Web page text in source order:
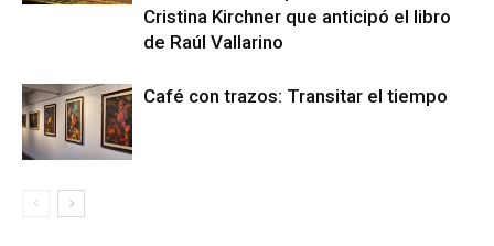
Cristina Kirchner que anticipó el libro
de Raúl Vallarino
Café con trazos: Transitar el tiempo